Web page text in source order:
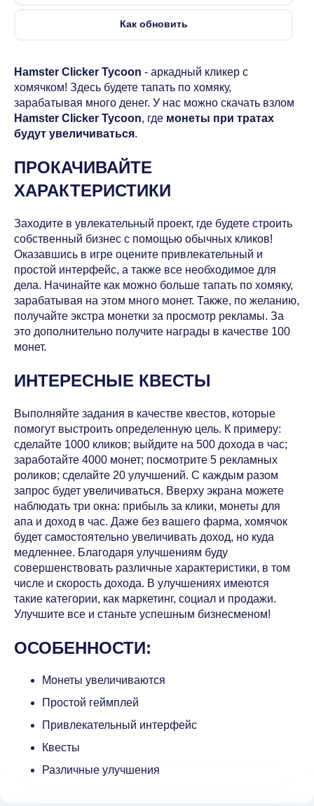
Как обновить
Hamster Clicker Tycoon - аркадный кликер с
хомячком! Здесь будете тапать по хомяку,
зарабатывая много денег. У нас можно скачать взлом
Hamster Clicker Tycoon, где монеты при тратах
будут увеличиваться.
ПРОКАЧИВАЙТЕ
ХАРАКТЕРИСТИКИ
Заходите в увлекательный проект, где будете строить
собственный бизнес с помощью обычных кликов!
Оказавшись в игре оцените привлекательный и
простой интерфейс, а также все необходимое для
дела. Начинайте как можно больше тапать по хомяку,
зарабатывая на этом много монет. Также, по желанию,
получайте экстра монетки за просмотр рекламы. За
это дополнительно получите награды в качестве 100
монет.
ИНТЕРЕСНЫЕ КВЕСТЫ
Выполняйте задания в качестве квестов, которые
помогут выстроить определенную цель. К примеру:
сделайте 1000 кликов; выйдите на 500 дохода в час;
заработайте 4000 монет; посмотрите 5 рекламных
роликов; сделайте 20 улучшений. С каждым разом
запрос будет увеличиваться. Вверху экрана можете
наблюдать три окна: прибыль за клики, монеты для
апа и доход в час. Даже без вашего фарма, хомячок
будет самостоятельно увеличивать доход, но куда
медленнее. Благодаря улучшениям буду
совершенствовать различные характеристики, в том
числе и скорость дохода. В улучшениях имеются
такие категории, как маркетинг, социал и продажи.
Улучшите все и станьте успешным бизнесменом!
ОСОБЕННОСТИ:
Монеты увеличиваются
Простой геймплей
Привлекательный интерфейс
Квесты
Различные улучшения